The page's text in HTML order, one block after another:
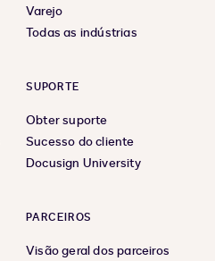
Varejo
Todas as indústrias
SUPORTE
Obter suporte
Sucesso do cliente
Docusign University
PARCEIROS
Visão geral dos parceiros